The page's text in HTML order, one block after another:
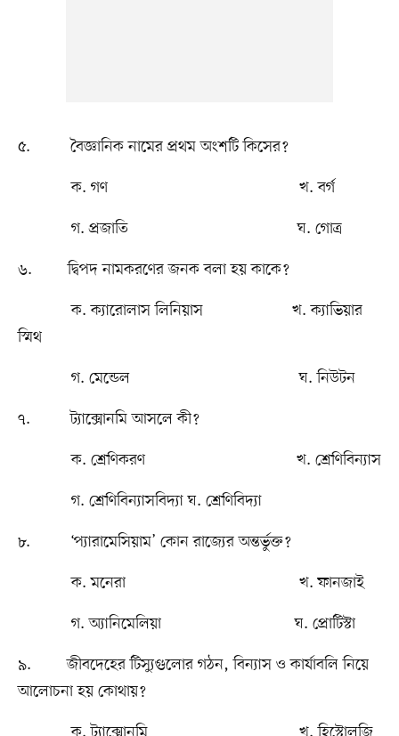
৫. বৈজ্ঞানিক নামের প্রথম অংশটি কিসের?
ক. গণ খ. বর্গ
গ. প্রজাতি ঘ. গোত্র
৬. দ্বিপদ নামকরণের জনক বলা হয় কাকে?
ক. ক্যারোলাস লিনিয়াস খ. ক্যাভিয়ার
স্মিথ
গ. মেন্ডেল ঘ. নিউটন
৭. ট্যাক্সোনমি আসলে কী?
ক. শ্রেণিকরণ খ. শ্রেণিবিন্যাস
গ. শ্রেণিবিন্যাসবিদ্যা ঘ. শ্রেণিবিদ্যা
৮. ‘প্যারামেসিয়াম’ কোন রাজে৵র অন্তর্ভুক্ত?
ক. মনেরা খ. ফানজাই
গ. অ্যানিমেলিয়া ঘ. প্রোটিস্টা
৯. জীবদেহের টিস্যুগুলোর গঠন, বিন্যাস ও কার্যাবলি নিয়ে
আলোচনা হয় কোথায়?